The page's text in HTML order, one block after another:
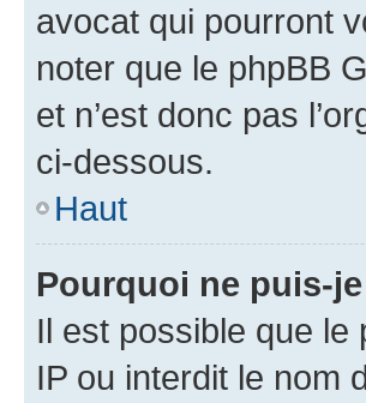
avocat qui pourront
noter que le phpBB
et n’est donc pas
ci-dessous.
Haut
Pourquoi ne puis-
Il est possible que
IP ou interdit le nom